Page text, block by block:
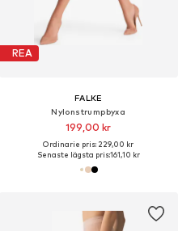
REA
FALKE
Nylonstrumpbyxa
199,00 kr
Ordinarie pris: 229,00 kr
Senaste lägsta pris:161,10 kr